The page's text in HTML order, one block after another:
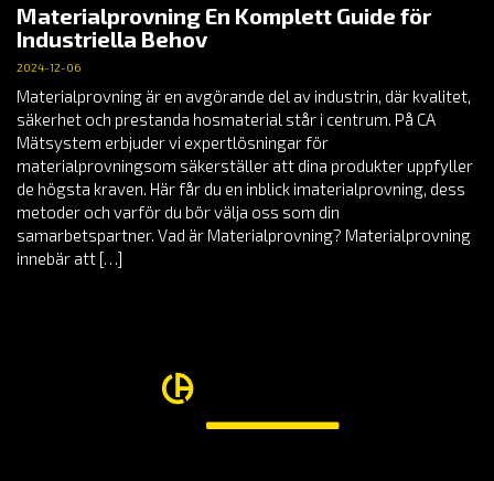
Materialprovning En Komplett Guide för
Industriella Behov
2024-12-06
Materialprovning är en avgörande del av industrin, där kvalitet,
säkerhet och prestanda hosmaterial står i centrum. På CA
Mätsystem erbjuder vi expertlösningar för
materialprovningsom säkerställer att dina produkter uppfyller
de högsta kraven. Här får du en inblick imaterialprovning, dess
metoder och varför du bör välja oss som din
samarbetspartner. Vad är Materialprovning? Materialprovning
innebär att […]